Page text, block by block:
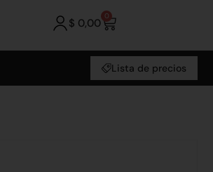
$ 0,00 0
Lista de precios